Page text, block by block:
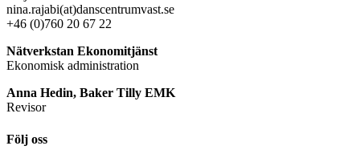
nina.rajabi(at)danscentrumvast.se
+46 (0)760 20 67 22
Nätverkstan Ekonomitjänst
Ekonomisk administration
Anna Hedin, Baker Tilly EMK
Revisor
Följ oss